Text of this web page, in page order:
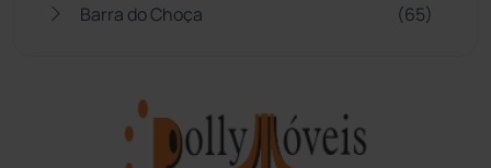
Barra do Choça (65)
Bom Jesus da Lapa